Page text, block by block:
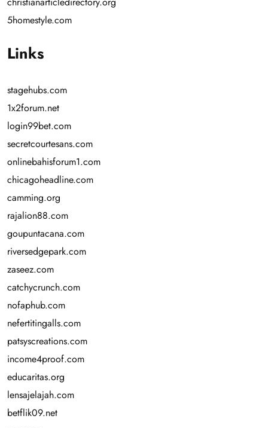
5homestyle.com
Links
stagehubs.com
1x2forum.net
login99bet.com
secretcourtesans.com
onlinebahisforum1.com
chicagoheadline.com
camming.org
rajalion88.com
goupuntacana.com
riversedgepark.com
zaseez.com
catchycrunch.com
nofaphub.com
nefertitingalls.com
patsyscreations.com
income4proof.com
educaritas.org
lensajelajah.com
betflik09.net